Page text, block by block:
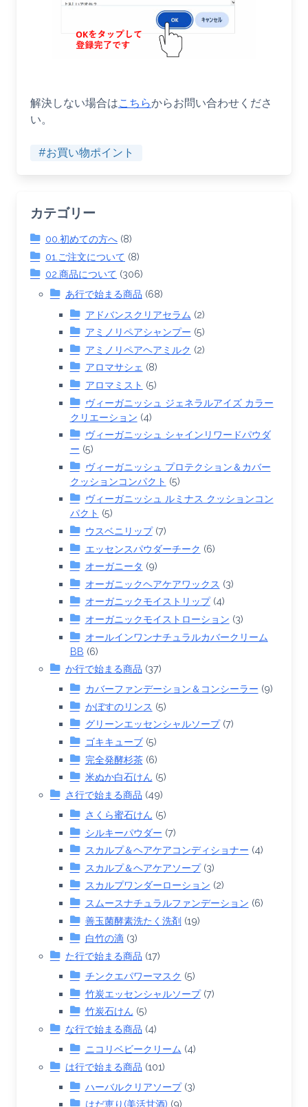
カテゴリー
00.初めての方へ (8)
01.ご注文について (8)
02.商品について (306)
あ行で始まる商品 (68)
アドバンスクリアセラム (2)
アミノリペアシャンプー (5)
アミノリペアヘアミルク (2)
アロマサシェ (8)
アロマミスト (5)
ヴィーガニッシュ ジェネラルアイズ カラー
クリエーション (4)
ヴィーガニッシュ シャインリワードパウダ
ー (5)
ヴィーガニッシュ プロテクション＆カバー
クッションコンパクト (5)
ヴィーガニッシュ ルミナス クッションコン
パクト (5)
ウスベニリップ(7)
エッセンスパウダーチーク (6)
オーガニータ (9)
オーガニックヘアケアワックス (3)
オーガニックモイストリップ(4)
オーガニックモイストローション (3)
オールインワンナチュラルカバークリーム
BB (6)
か行で始まる商品 (37)
カバーファンデーション＆コンシーラー (9)
かぼすのリンス (5)
グリーンエッセンシャルソープ(7)
ゴキキューブ(5)
完全発酵杉茶(6)
米ぬか白石けん (5)
さ行で始まる商品 (49)
さくら蜜石けん (5)
シルキーパウダー (7)
スカルプ＆ヘアケアコンディショナー (4)
スカルプ＆ヘアケアソープ(3)
スカルプワンダーローション (2)
スムースナチュラルファンデーション (6)
善玉菌酵素洗たく洗剤(19)
白竹の滴(3)
た行で始まる商品 (17)
チンクエパワーマスク (5)
竹炭エッセンシャルソープ(7)
竹炭石けん (5)
な行で始まる商品 (4)
ニコリベビークリーム (4)
は行で始まる商品 (101)
ハーバルクリアソープ(3)
はだ恵り(美活甘酒) (9)
解決しない場合はこちらからお問い合わせくださ
い。
#お買い物ポイント